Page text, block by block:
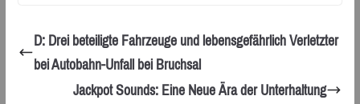
D: Drei beteiligte Fahrzeuge und lebensgefährlich Verletzter
bei Autobahn-Unfall bei Bruchsal
Jackpot Sounds: Eine Neue Ära der Unterhaltung